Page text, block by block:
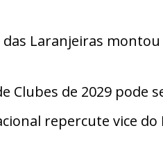
Laranjeiras
Clubes de 2029 pode
repercute vice do